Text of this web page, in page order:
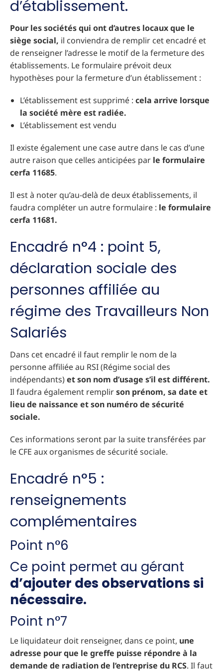
d’établissement.
Pour les sociétés qui ont d’autres locaux que le
siège social, il conviendra de remplir cet encadré et
de renseigner l’adresse le motif de la fermeture des
établissements. Le formulaire prévoit deux
hypothèses pour la fermeture d’un établissement :
L’établissement est supprimé : cela arrive lorsque
la société mère est radiée.
L’établissement est vendu
Il existe également une case autre dans le cas d’une
autre raison que celles anticipées par le formulaire
cerfa 11685.
Il est à noter qu’au-delà de deux établissements, il
faudra compléter un autre formulaire : le formulaire
cerfa 11681.
Encadré n°4 : point 5,
déclaration sociale des
personnes affiliée au
régime des Travailleurs Non
Salariés
Dans cet encadré il faut remplir le nom de la
personne affiliée au RSI (Régime social des
indépendants)et son nom d’usage s’il est différent.
Il faudra également remplirson prénom, sa date et
lieu de naissance et son numéro de sécurité
sociale.
Ces informations seront par la suite transférées par
le CFE aux organismes de sécurité sociale.
Encadré n°5 :
renseignements
complémentaires
Point n°6
Ce point permet au gérant
d’ajouter des observations si
nécessaire.
Point n°7
Le liquidateur doit renseigner, dans ce point, une
adresse pour que le greffe puisse répondre à la
demande de radiation de l’entreprise du RCS. Il faut